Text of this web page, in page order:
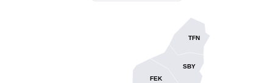
FEK
SBY
TFN